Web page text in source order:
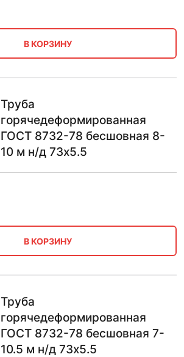
В КОРЗИНУ
Труба
горячедеформированная
ГОСТ 8732-78 бесшовная 8-
10 м н/д 73х5.5
В КОРЗИНУ
Труба
горячедеформированная
ГОСТ 8732-78 бесшовная 7-
10.5 м н/д 73х5.5